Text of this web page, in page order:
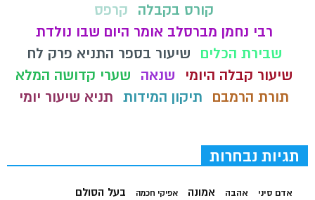
קורס בקבלה
קרפס
רבי נחמן מברסלב אומר היום שבו נולדת
שבירת הכלים
שיעור בספר התניא פרק לח
שיעור קבלה היומי
שנאה
שערי קדושה המלא
תורת הרמבם
תיקון המידות תניא שיעור יומי
תגיות נבחרות
אדם סיני אהבה אמונה אפיקי חכמה בעל הסולם